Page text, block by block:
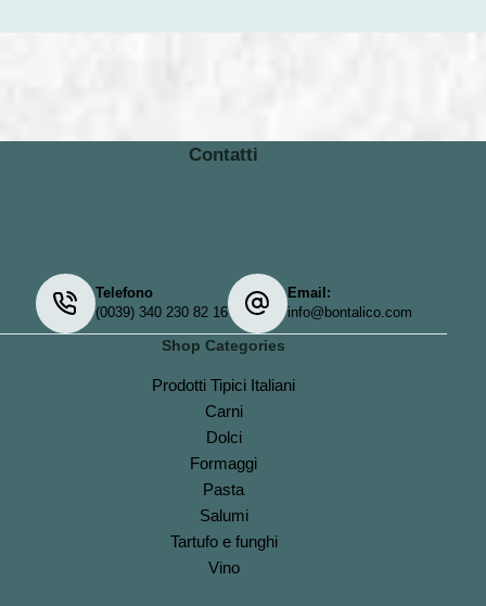
Contatti
Telefono
(0039) 340 230 82 16
Email:
info@bontalico.com
Shop Categories
Prodotti Tipici Italiani
Carni
Dolci
Formaggi
Pasta
Salumi
Tartufo e funghi
Vino